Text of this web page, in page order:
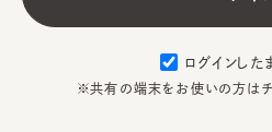
ログインした
※共有の端末をお使いの方はチ